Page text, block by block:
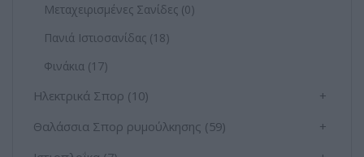
Μεταχειρισμένες Σανίδες (0)
Πανιά Ιστιοσανίδας (18)
Φινάκια (17)
Ηλεκτρικά Σπορ (10)
+
Θαλάσσια Σπορ ρυμούλκησης (59)
+